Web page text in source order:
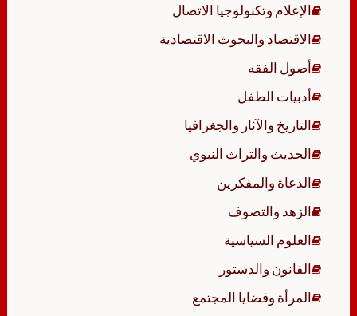
الإعلام وتكنولوجيا الاتصال
الاقتصاد والبحوث الاقتصادية
أصول الفقه
أدبيات الطفل
التاريخ والآثار والجغرافيا
الحديث والتراث النبوي
الدعاة والمفكرين
الزهد والتصوف
العلوم السياسية
القانون والدستور
المرأة وقضايا المجتمع